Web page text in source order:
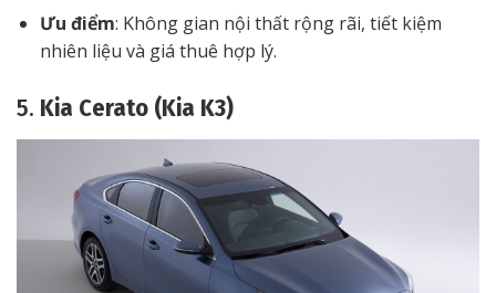
Ưu điểm: Không gian nội thất rộng rãi, tiết kiệm
nhiên liệu và giá thuê hợp lý.
5. Kia Cerato (Kia K3)